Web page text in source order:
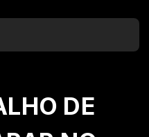
DE